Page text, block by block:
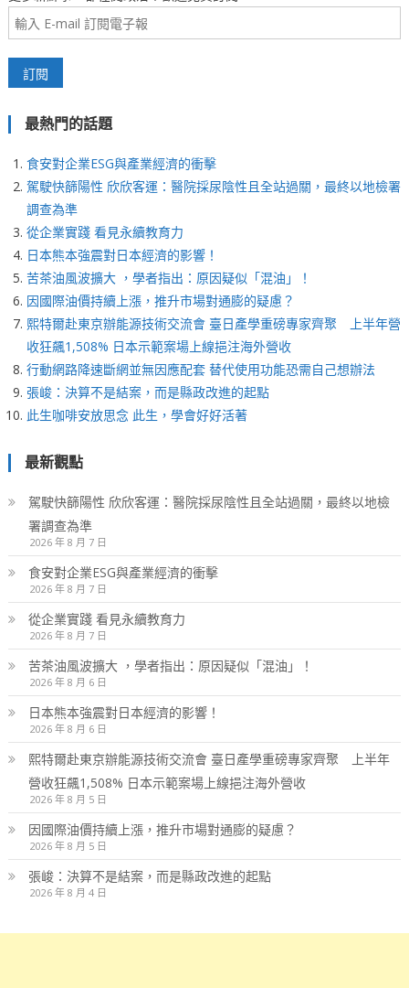
最熱門的話題
食安對企業ESG與產業經濟的衝擊
駕駛快篩陽性 欣欣客運：醫院採尿陰性且全站過關，最終以地檢署
調查為準
從企業實踐 看見永續教育力
日本熊本強震對日本經濟的影響！
苦茶油風波擴大 ，學者指出：原因疑似「混油」！
因國際油價持續上漲，推升市場對通膨的疑慮？
熙特爾赴東京辦能源技術交流會 臺日產學重磅專家齊聚 上半年營
收狂飆1,508% 日本示範案場上線挹注海外營收
行動網路降速斷網並無因應配套 替代使用功能恐需自己想辦法
張峻：決算不是結案，而是縣政改進的起點
此生咖啡安放思念 此生，學會好好活著
最新觀點
駕駛快篩陽性 欣欣客運：醫院採尿陰性且全站過關，最終以地檢
署調查為準
2026 年 8 月 7 日
食安對企業ESG與產業經濟的衝擊
2026 年 8 月 7 日
從企業實踐 看見永續教育力
2026 年 8 月 7 日
苦茶油風波擴大 ，學者指出：原因疑似「混油」！
2026 年 8 月 6 日
日本熊本強震對日本經濟的影響！
2026 年 8 月 6 日
熙特爾赴東京辦能源技術交流會 臺日產學重磅專家齊聚 上半年
營收狂飆1,508% 日本示範案場上線挹注海外營收
2026 年 8 月 5 日
因國際油價持續上漲，推升市場對通膨的疑慮？
2026 年 8 月 5 日
張峻：決算不是結案，而是縣政改進的起點
2026 年 8 月 4 日